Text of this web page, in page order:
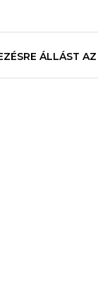
ÁLLÁST